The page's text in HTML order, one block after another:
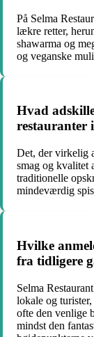
På Selma
lækre retter,
shawarma og
og veganske
Hvad
restauranter
Det, der virkelig
smag og kvalitet
traditionelle
mindeværdig
Hvilke
fra tidligere
Selma
lokale og
ofte den venlige
mindst den